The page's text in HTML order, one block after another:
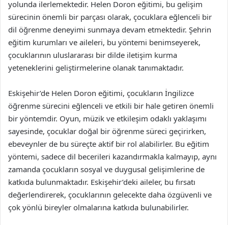
yolunda ilerlemektedir. Helen Doron eğitimi, bu gelişim
sürecinin önemli bir parçası olarak, çocuklara eğlenceli bir
dil öğrenme deneyimi sunmaya devam etmektedir. Şehrin
eğitim kurumları ve aileleri, bu yöntemi benimseyerek,
çocuklarının uluslararası bir dilde iletişim kurma
yeteneklerini geliştirmelerine olanak tanımaktadır.
Eskişehir’de Helen Doron eğitimi, çocukların İngilizce
öğrenme sürecini eğlenceli ve etkili bir hale getiren önemli
bir yöntemdir. Oyun, müzik ve etkileşim odaklı yaklaşımı
sayesinde, çocuklar doğal bir öğrenme süreci geçirirken,
ebeveynler de bu süreçte aktif bir rol alabilirler. Bu eğitim
yöntemi, sadece dil becerileri kazandırmakla kalmayıp, aynı
zamanda çocukların sosyal ve duygusal gelişimlerine de
katkıda bulunmaktadır. Eskişehir’deki aileler, bu fırsatı
değerlendirerek, çocuklarının gelecekte daha özgüvenli ve
çok yönlü bireyler olmalarına katkıda bulunabilirler.